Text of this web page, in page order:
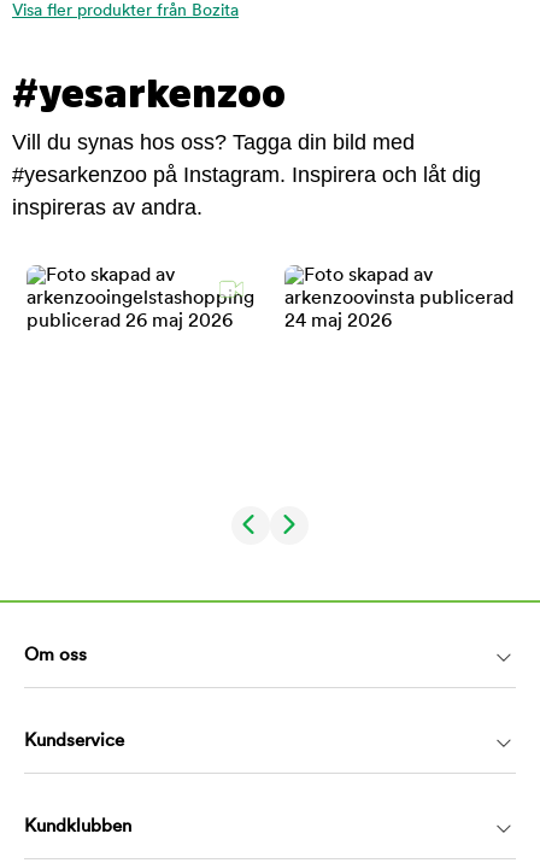
Visa fler produkter från Bozita
#yesarkenzoo
Vill du synas hos oss? Tagga din bild med
#yesarkenzoo på Instagram. Inspirera och låt dig
inspireras av andra.
Om oss
Kundservice
Kundklubben